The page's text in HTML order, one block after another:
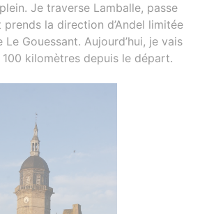
Je traverse Lamballe, passe
la direction d’Andel limitée
Gouessant. Aujourd’hui, je vais
kilomètres depuis le départ.